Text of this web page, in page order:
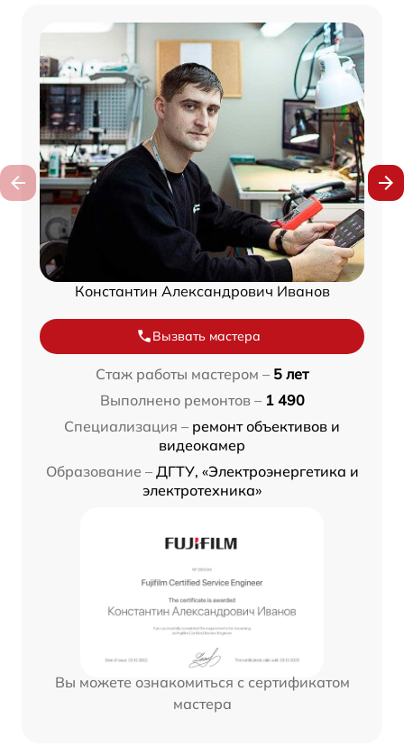
Константин Александрович Иванов
Вызвать мастера
Стаж работы мастером – 5 лет
Выполнено ремонтов – 1 490
Специализация – ремонт объективов и
видеокамер
Образование – ДГТУ, «Электроэнергетика и
электротехника»
Вы можете ознакомиться с сертификатом
мастера